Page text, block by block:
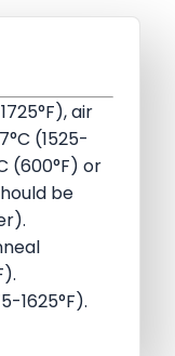
air
(1525-
(600°F) or
be
1625°F).